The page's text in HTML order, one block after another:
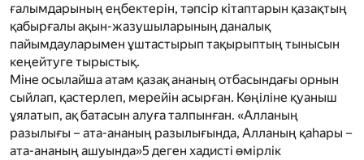
ғалымдарының еңбектерін, тәпсір кітаптарын қазақтың
қабырғалы ақын-жазушыларының даналық
пайымдауларымен ұштастырып тақырыптың тынысын
кеңейтуге тырыстық.
Міне осылайша атам қазақ ананың отбасындағы орнын
сыйлап, қастерлеп, мерейін асырған. Көңіліне қуаныш
ұялатып, ақ батасын алуға талпынған. «Алланың
разылығы – ата-ананың разылығында, Алланың қаһары –
ата-ананың ашуында»5 деген хадисті өмірлік